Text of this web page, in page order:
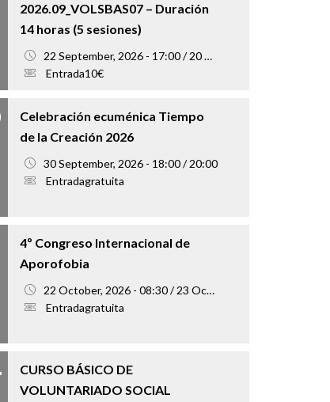
2026.09_VOLSBAS07 – Duración
14 horas (5 sesiones)
22 September, 2026 - 17:00 / 20 October, 2026 - 20:00
Entrada10€
Celebración ecuménica Tiempo
de la Creación 2026
30 September, 2026 - 18:00 / 20:00
Entradagratuita
4º Congreso Internacional de
Aporofobia
22 October, 2026 - 08:30 / 23 October, 2026 - 18:00
Entradagratuita
CURSO BÁSICO DE
VOLUNTARIADO SOCIAL